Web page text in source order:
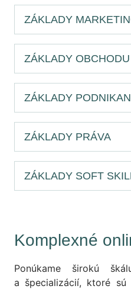
ZÁKLADY
ZÁKLADY OBCHODU
ZÁKLADY
ZÁKLADY PRÁVA
ZÁKLADY SOFT
Komplexné
Ponúkame širokú
a špecializácií, ktoré sú